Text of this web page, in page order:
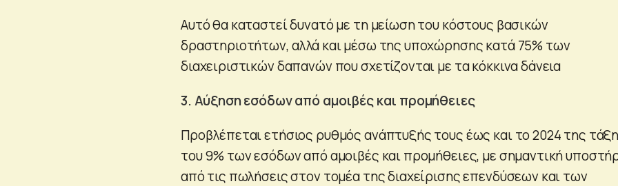
Αυτό θα καταστεί δυνατό με τη μείωση του κόστους βασικών
δραστηριοτήτων, αλλά και μέσω της υποχώρησης κατά 75% των
διαχειριστικών δαπανών που σχετίζονται με τα κόκκινα δάνεια
3. Αύξηση εσόδων από αμοιβές και προμήθειες
Προβλέπεται ετήσιος ρυθμός ανάπτυξής τους έως και το 2024 της
του 9% των εσόδων από αμοιβές και προμήθειες, με σημαντική
από τις πωλήσεις στον τομέα της διαχείρισης επενδύσεων και των